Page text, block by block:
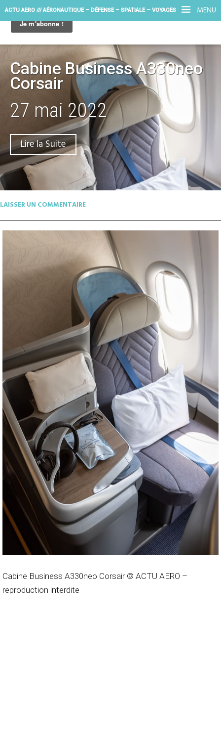
MENU
ACTU AERO /// AÉRONAUTIQUE – DÉFENSE – SPATIALE – VOYAGES
Cabine Business A330neo
Corsair
27 mai 2022
Lire la Suite
LAISSER UN COMMENTAIRE
Cabine Business A330neo Corsair © ACTU AERO –
reproduction interdite